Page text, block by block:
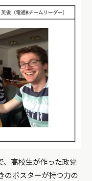
、高校生が作った政党
のポスターが持つ力の